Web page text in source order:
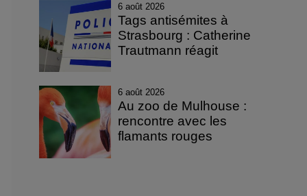
6 août 2026
Tags antisémites à
Strasbourg : Catherine
Trautmann réagit
6 août 2026
Au zoo de Mulhouse :
rencontre avec les
flamants rouges